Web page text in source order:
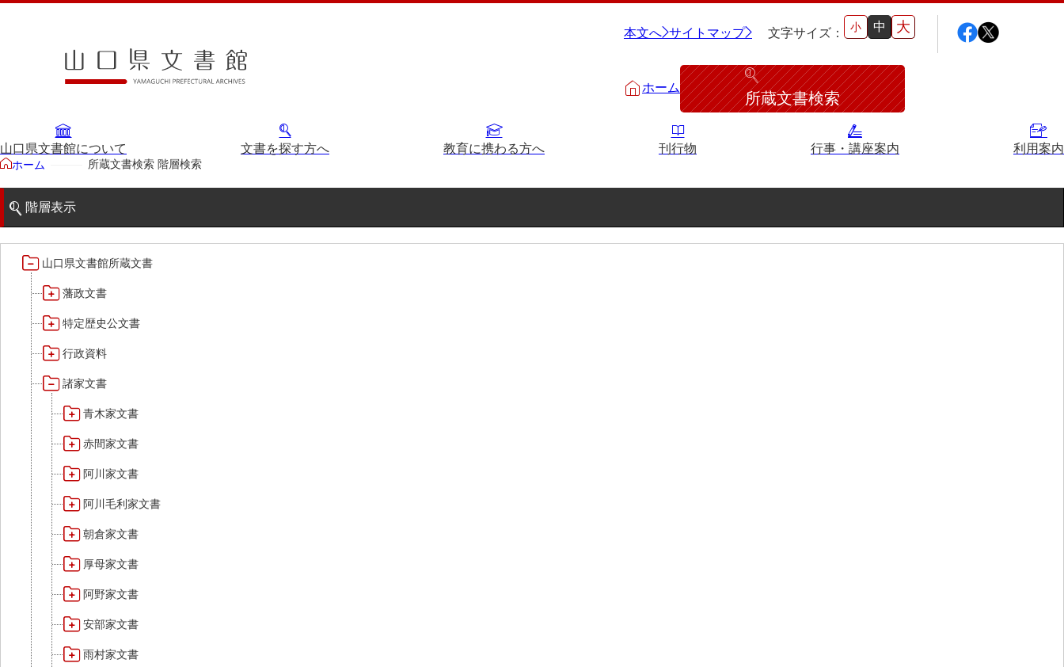
本文へ サイトマップ 文字サイズ： 小 中 大
ホーム
所蔵文書検索
山口県文書館について 文書を探す方へ 教育に携わる方へ 刊行物 行事・講座案内 利用案内
ホーム 所蔵文書検索 階層検索
階層表示
山口県文書館所蔵文書
藩政文書
特定歴史公文書
行政資料
諸家文書
青木家文書
赤間家文書
阿川家文書
阿川毛利家文書
朝倉家文書
厚母家文書
阿野家文書
安部家文書
雨村家文書